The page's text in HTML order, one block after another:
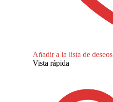
Añadir a la lista de deseos
Vista rápida